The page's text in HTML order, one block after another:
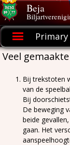
Beja
Primary
Veel
Bij trekstoten
van de
Bij
De beweging
beide
gaan. Het